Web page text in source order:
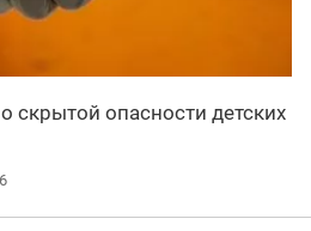
скрытой опасности детских